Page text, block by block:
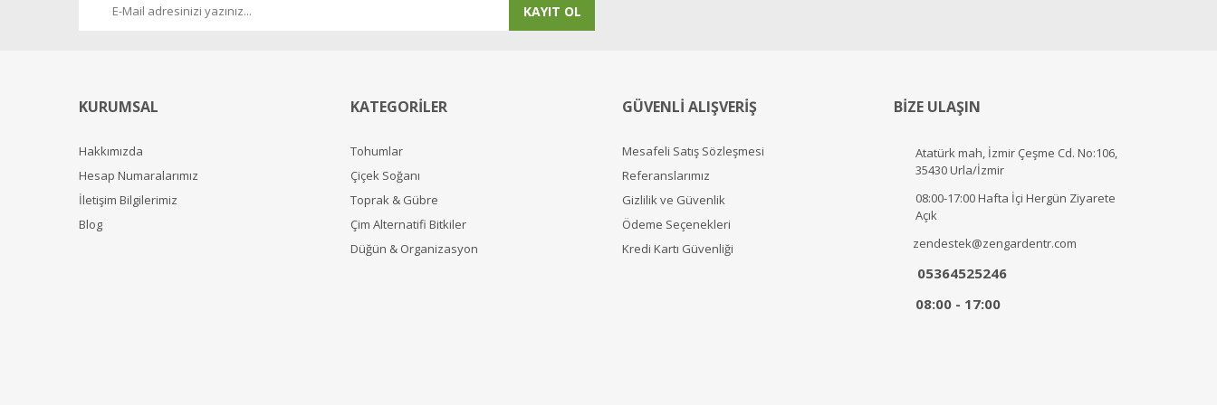
KAYIT OL
KURUMSAL
Hakkımızda
Hesap Numaralarımız
İletişim Bilgilerimiz
Blog
KATEGORİLER
Tohumlar
Çiçek Soğanı
Toprak & Gübre
Çim Alternatifi Bitkiler
Düğün & Organizasyon
GÜVENLİ ALIŞVERİŞ
Mesafeli Satış Sözleşmesi
Referanslarımız
Gizlilik ve Güvenlik
Ödeme Seçenekleri
Kredi Kartı Güvenliği
BİZE ULAŞIN
Atatürk mah, İzmir Çeşme Cd. No:106,
35430 Urla/İzmir
08:00-17:00 Hafta İçi Hergün Ziyarete
Açık
zendestek@zengardentr.com
05364525246
08:00 - 17:00